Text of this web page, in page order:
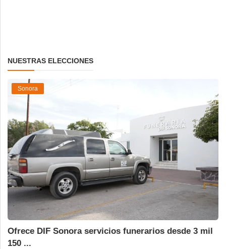
NUESTRAS ELECCIONES
Sonora
Ofrece DIF Sonora servicios funerarios desde 3 mil
150 ...